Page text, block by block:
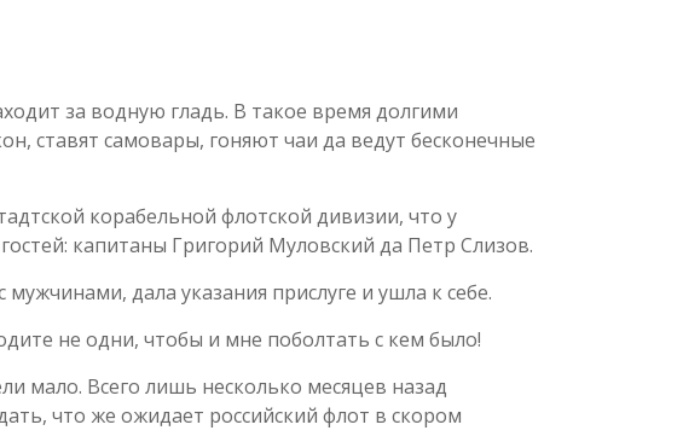
за водную гладь. В такое время долгими
ставят самовары, гоняют чаи да ведут бесконечные
корабельной флотской дивизии, что у
капитаны Григорий Муловский да Петр Слизов.
дала указания прислуге и ушла к себе.
не одни, чтобы и мне поболтать с кем было!
мало. Всего лишь несколько месяцев назад
что же ожидает российский флот в скором